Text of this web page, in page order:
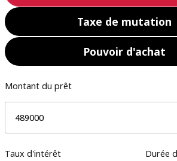
Taxe de mutation
Pouvoir d'achat
Montant du prêt
Taux d'intérêt Durée